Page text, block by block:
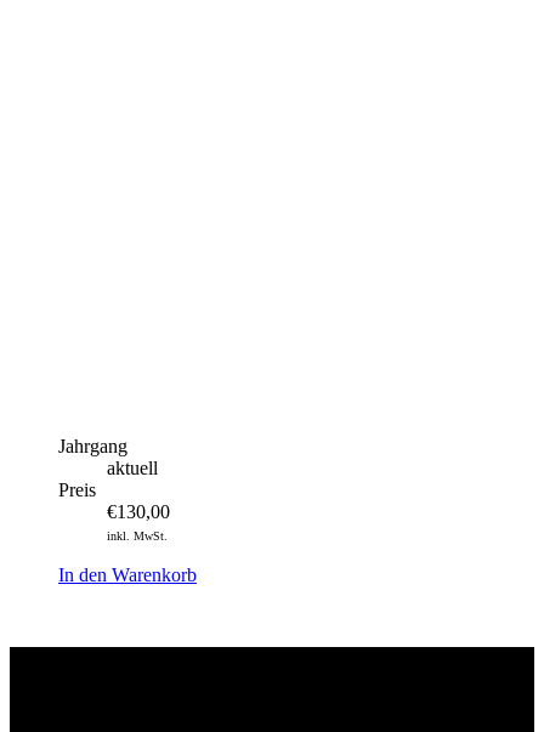
Jahrgang
aktuell
Preis
€130,00
inkl. MwSt.
In den Warenkorb